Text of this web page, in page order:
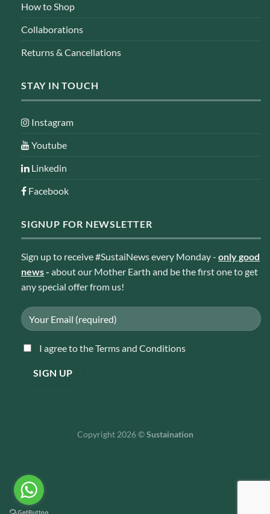
How to Shop
Collaborations
Returns & Cancellations
STAY IN TOUCH
Instagram
Youtube
Linkedin
Facebook
SIGNUP FOR NEWSLETTER
Sign up to receive #SustaiNews every Monday - only good
news- about our Mother Earth and be the first one to get
any special offer from us!
I agree to the Terms and Conditions
Copyright 2026 ©Sustaination